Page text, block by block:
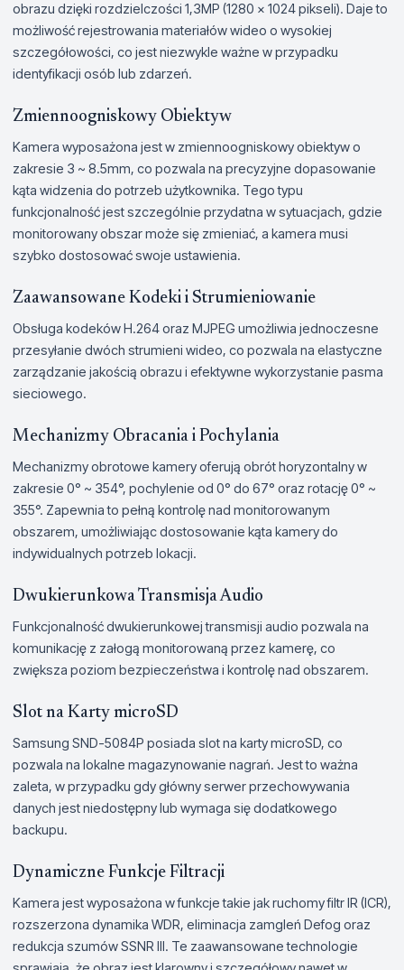
obrazu dzięki rozdzielczości 1,3MP (1280 x 1024 pikseli). Daje to
możliwość rejestrowania materiałów wideo o wysokiej
szczegółowości, co jest niezwykle ważne w przypadku
identyfikacji osób lub zdarzeń.
Zmiennoogniskowy Obiektyw
Kamera wyposażona jest w zmiennoogniskowy obiektyw o
zakresie 3 ~ 8.5mm, co pozwala na precyzyjne dopasowanie
kąta widzenia do potrzeb użytkownika. Tego typu
funkcjonalność jest szczególnie przydatna w sytuacjach, gdzie
monitorowany obszar może się zmieniać, a kamera musi
szybko dostosować swoje ustawienia.
Zaawansowane Kodeki i Strumieniowanie
Obsługa kodeków H.264 oraz MJPEG umożliwia jednoczesne
przesyłanie dwóch strumieni wideo, co pozwala na elastyczne
zarządzanie jakością obrazu i efektywne wykorzystanie pasma
sieciowego.
Mechanizmy Obracania i Pochylania
Mechanizmy obrotowe kamery oferują obrót horyzontalny w
zakresie 0° ~ 354°, pochylenie od 0° do 67° oraz rotację 0° ~
355°. Zapewnia to pełną kontrolę nad monitorowanym
obszarem, umożliwiając dostosowanie kąta kamery do
indywidualnych potrzeb lokacji.
Dwukierunkowa Transmisja Audio
Funkcjonalność dwukierunkowej transmisji audio pozwala na
komunikację z załogą monitorowaną przez kamerę, co
zwiększa poziom bezpieczeństwa i kontrolę nad obszarem.
Slot na Karty microSD
Samsung SND-5084P posiada slot na karty microSD, co
pozwala na lokalne magazynowanie nagrań. Jest to ważna
zaleta, w przypadku gdy główny serwer przechowywania
danych jest niedostępny lub wymaga się dodatkowego
backupu.
Dynamiczne Funkcje Filtracji
Kamera jest wyposażona w funkcje takie jak ruchomy filtr IR (ICR),
rozszerzona dynamika WDR, eliminacja zamgleń Defog oraz
redukcja szumów SSNR III. Te zaawansowane technologie